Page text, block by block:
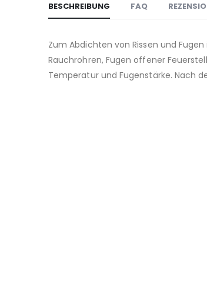
BESCHREIBUNG FAQ
Zum Abdichten von Rissen und
Rauchrohren, Fugen offener
Temperatur und Fugenstärke. Nach